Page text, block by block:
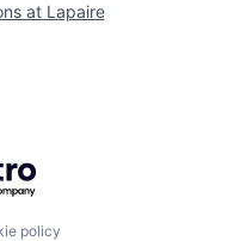
at Lapaire
policy